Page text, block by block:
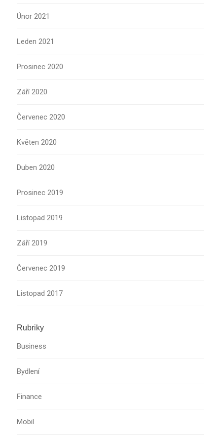
Únor 2021
Leden 2021
Prosinec 2020
Září 2020
Červenec 2020
Květen 2020
Duben 2020
Prosinec 2019
Listopad 2019
Září 2019
Červenec 2019
Listopad 2017
Rubriky
Business
Bydlení
Finance
Mobil